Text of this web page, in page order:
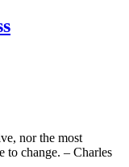
nor the most
to change. – Charles